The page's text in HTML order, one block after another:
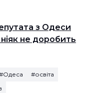
з Одеси
не доробить
#освіта